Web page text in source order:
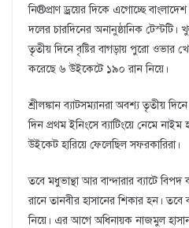
নি®প্রাণ ড্রয়ের দিকে এগোচ্ছে বাংলাদেশ
দলের চারদিনের অনানুষ্ঠানিক
তৃতীয় দিনে বৃষ্টির বাগড়ায় পুরো ওভার
করেছে ৬ উইকেটে ১৯০ রান নিয়ে।
শ্রীলঙ্কান ব্যাটসম্যানরা অবশ্য তৃতীয়
দিন প্রথম ইনিংসে ব্যাটিংয়ে নেমে
উইকেট হারিয়ে ফেলেছিল সফরকারিরা।
তবে মধুভান্থা আর বান্দারার ব্যাটে বিপদ
রানে তানবীর হাসানের শিকার হন।
নিয়ে। এর আগে অধিনায়ক নাজমুল